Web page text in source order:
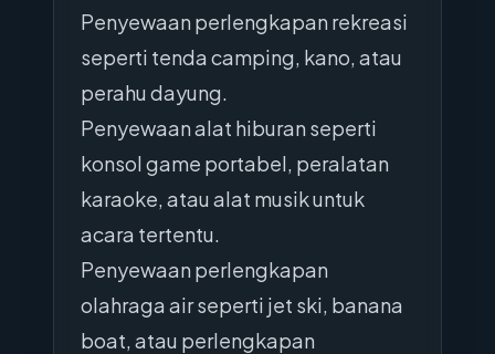
Penyewaan perlengkapan rekreasi
seperti tenda camping, kano, atau
perahu dayung.
Penyewaan alat hiburan seperti
konsol game portabel, peralatan
karaoke, atau alat musik untuk
acara tertentu.
Penyewaan perlengkapan
olahraga air seperti jet ski, banana
boat, atau perlengkapan